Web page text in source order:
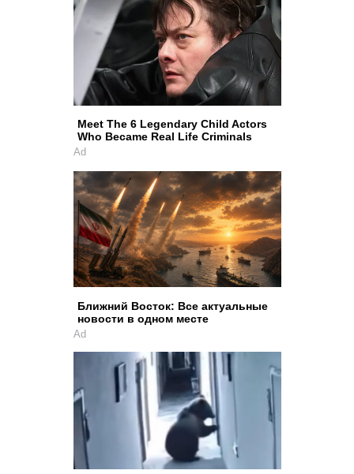
Meet The 6 Legendary Child Actors
Who Became Real Life Criminals
Ad
Ближний Восток: Все актуальные
новости в одном месте
Ad